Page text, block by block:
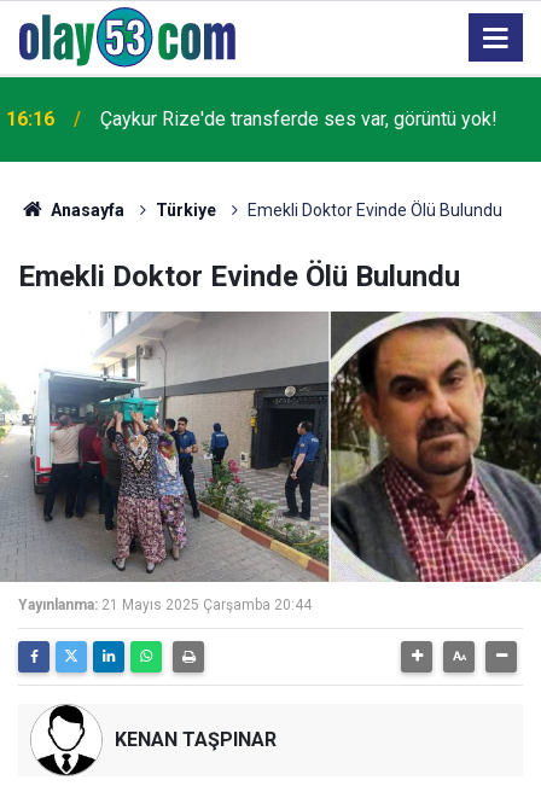
16:16 Çaykur Rize'de transferde ses var, görüntü yok!
Anasayfa Türkiye Emekli Doktor Evinde Ölü Bulundu
Emekli Doktor Evinde Ölü Bulundu
Yayınlanma: 21 Mayıs 2025 Çarşamba 20:44
KENAN TAŞPINAR